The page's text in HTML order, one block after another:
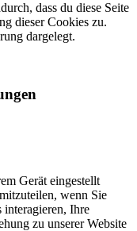
dass du diese Seite
dieser Cookies zu.
dargelegt.
Gerät eingestellt
wenn Sie
interagieren, Ihre
zu unserer Website